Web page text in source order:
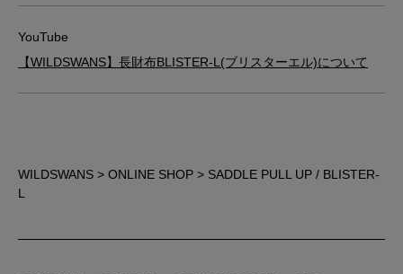
YouTube
【WILDSWANS】長財布BLISTER-L(ブリスターエル)について
WILDSWANS > ONLINE SHOP > SADDLE PULL UP / BLISTER-
L